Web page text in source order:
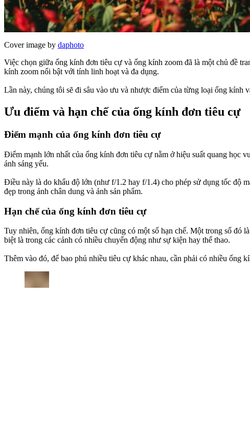
Cover image by daphoto
Việc chọn giữa ống kính đơn tiêu cự và ống kính zoom đã là một chủ đề
kính zoom nổi bật với tính linh hoạt và đa dụng.
Lần này, chúng tôi sẽ đi sâu vào ưu và nhược điểm của từng loại ống kính
Ưu điểm và hạn chế của ống kính đơn tiêu cự
Điểm mạnh của ống kính đơn tiêu cự
Điểm mạnh lớn nhất của ống kính đơn tiêu cự nằm ở hiệu suất quang học
ánh sáng yếu.
Điều này là do khẩu độ lớn (như f/1.2 hay f/1.4) cho phép sử dụng tốc độ
đẹp trong ảnh chân dung và ảnh sản phẩm.
Hạn chế của ống kính đơn tiêu cự
Tuy nhiên, ống kính đơn tiêu cự cũng có một số hạn chế. Một trong số đó
biệt là trong các cảnh có nhiều chuyển động như sự kiện hay thể thao.
Thêm vào đó, để bao phủ nhiều tiêu cự khác nhau, cần phải có nhiều ống